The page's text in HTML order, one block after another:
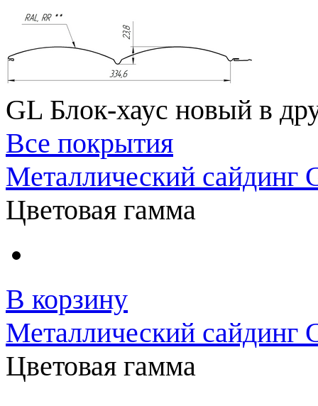
GL Блок-хаус новый в
Все покрытия
Металлический сайдинг
Цветовая гамма
В корзину
Металлический сайдинг
Цветовая гамма